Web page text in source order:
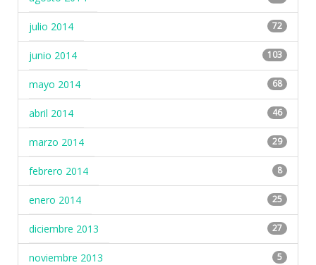
julio 2014 72
junio 2014 103
mayo 2014 68
abril 2014 46
marzo 2014 29
febrero 2014 8
enero 2014 25
diciembre 2013 27
noviembre 2013 5